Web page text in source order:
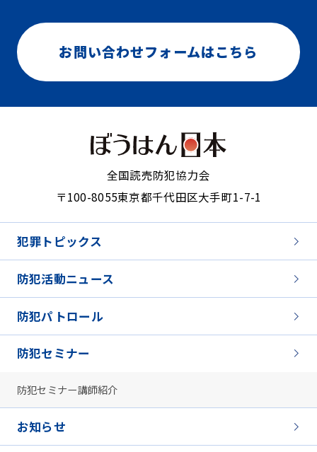
お問い合わせフォームはこちら
全国読売防犯協力会
〒100-8055東京都千代田区大手町1-7-1
犯罪トピックス
防犯活動ニュース
防犯パトロール
防犯セミナー
防犯セミナー講師紹介
お知らせ